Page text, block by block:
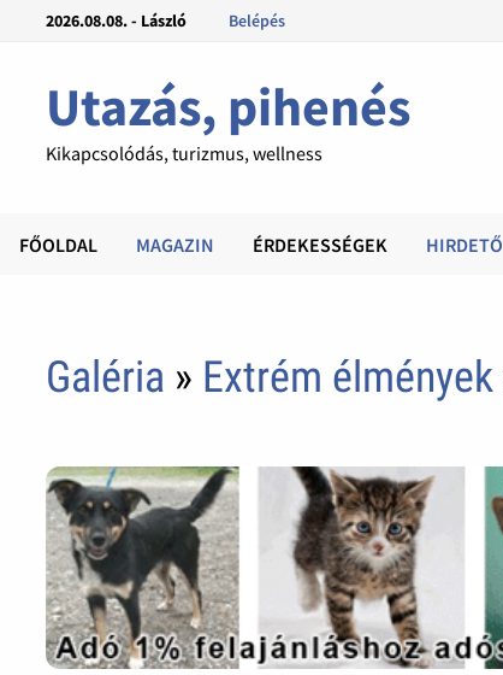
2026.08.08. - László Belépés
Utazás, pihenés
Kikapcsolódás, turizmus, wellness
FŐOLDAL MAGAZIN ÉRDEKESSÉGEK HIRDETŐ
Galéria » Extrém élmények